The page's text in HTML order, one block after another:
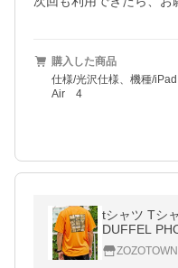
購入した商品
仕様/光沢仕様、機種/
Air 4
tシャツ Tシ
DUFFEL
ス ショート